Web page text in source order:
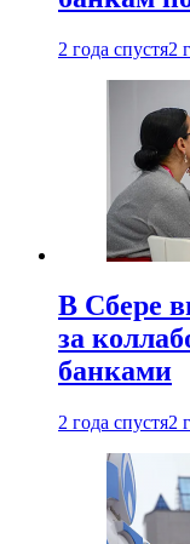
2 года спустя2
В Сбере
за
банками
2 года спустя2